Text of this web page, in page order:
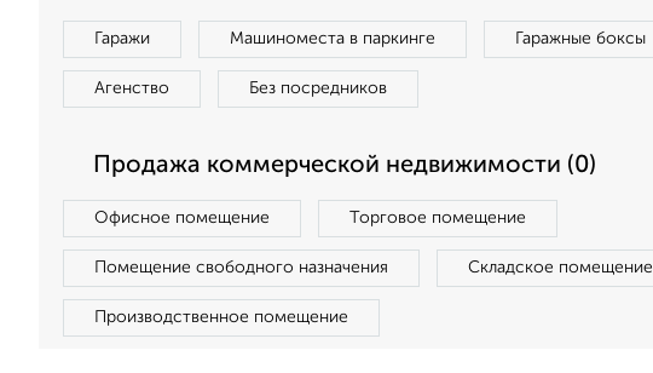
Гаражи Машиноместа в паркинге Гаражные боксы
Агенство Без посредников
Продажа коммерческой недвижимости (0)
Офисное помещение Торговое помещение
Помещение свободного назначения Складское помещение
Производственное помещение